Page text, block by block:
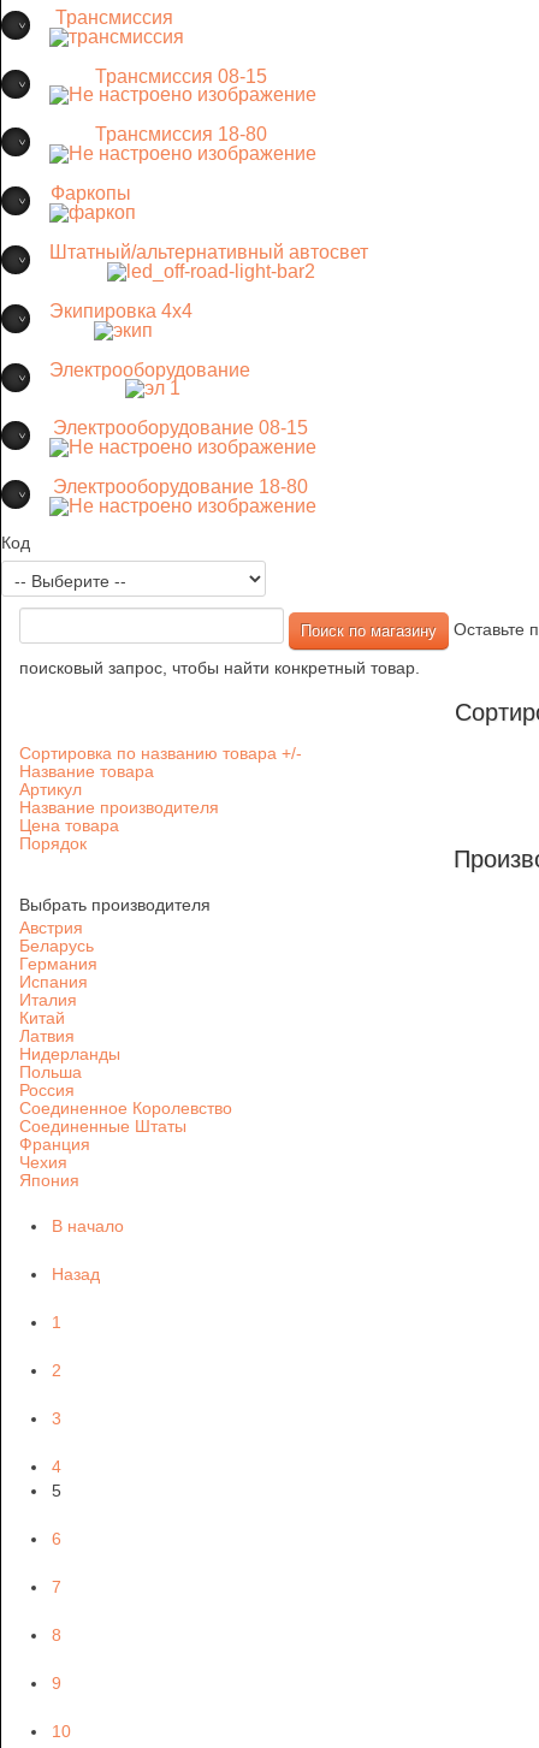
Трансмиссия
Трансмиссия 08-15
Трансмиссия 18-80
Фаркопы
Штатный/альтернативный автосвет
Экипировка 4х4
Электрооборудование
Электрооборудование 08-15
Электрооборудование 18-80
Код
Оставьте
поисковый запрос, чтобы найти конкретный товар.
Сортировка по названию товара +/-
Название товара
Артикул
Название производителя
Цена товара
Порядок
Выбрать производителя
Австрия
Беларусь
Германия
Испания
Италия
Китай
Латвия
Нидерланды
Польша
Россия
Соединенное Королевство
Соединенные Штаты
Франция
Чехия
Япония
В начало
Назад
1
2
3
4
5
6
7
8
9
10